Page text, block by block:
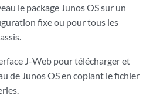
le package Junos OS sur un
fixe ou pour tous les
J-Web pour télécharger et
de Junos OS en copiant le fichier